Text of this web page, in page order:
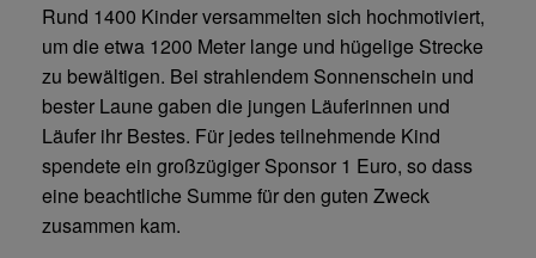
Rund 1400 Kinder versammelten sich hochmotiviert,
um die etwa 1200 Meter lange und hügelige Strecke
zu bewältigen. Bei strahlendem Sonnenschein und
bester Laune gaben die jungen Läuferinnen und
Läufer ihr Bestes. Für jedes teilnehmende Kind
spendete ein großzügiger Sponsor 1 Euro, so dass
eine beachtliche Summe für den guten Zweck
zusammen kam.